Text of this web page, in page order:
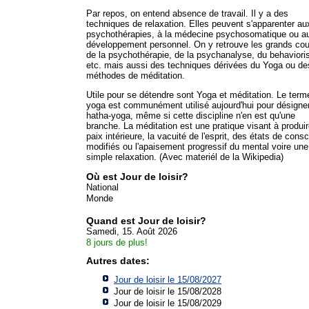
Par repos, on entend absence de travail. Il y a des
techniques de relaxation. Elles peuvent s'apparenter
psychothérapies, à la médecine psychosomatique ou
développement personnel. On y retrouve les grands
de la psychothérapie, de la psychanalyse, du
etc. mais aussi des techniques dérivées du Yoga ou
méthodes de méditation.
Utile pour se détendre sont Yoga et méditation. Le
yoga est communément utilisé aujourd'hui pour
hatha-yoga, même si cette discipline n'en est qu'une
branche. La méditation est une pratique visant à
paix intérieure, la vacuité de l'esprit, des états de
modifiés ou l'apaisement progressif du mental voire une
simple relaxation. (Avec materiél de la Wikipedia)
Où est Jour de loisir?
National
Monde
Quand est Jour de loisir?
Samedi, 15. Août 2026
8 jours de plus!
Autres dates:
Jour de loisir le 15/08/2027
Jour de loisir le 15/08/2028
Jour de loisir le 15/08/2029